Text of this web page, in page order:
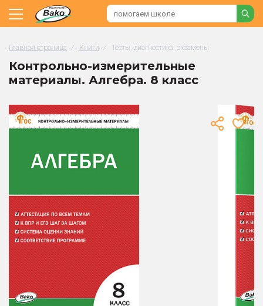
Главная страница / Книги / Тесты, диагностика, экзамены
Контрольно-измерительные
материалы. Алгебра. 8 класс